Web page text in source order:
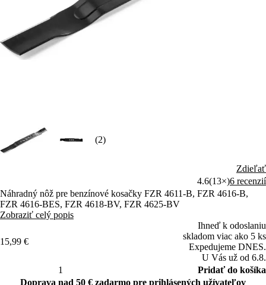
(2)
Zdieľať
4.6(13×)6 recenzií
Náhradný nôž pre benzínové kosačky FZR 4611-B, FZR 4616-B,
FZR 4616-BES, FZR 4618-BV, FZR 4625-BV
Zobraziť celý popis
15,99 €
Ihneď k odoslaniu
skladom viac ako 5 ks
Expedujeme DNES.
U Vás už od 6.8.
Pridať do košíka
Doprava nad 50 € zadarmo pre prihlásených užívateľov